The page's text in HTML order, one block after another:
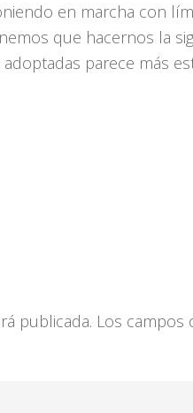
en marcha con
que hacernos la
parece más
publicada. Los campos